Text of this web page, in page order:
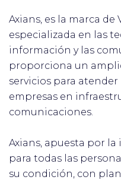
Axians, es la marca de
especializada en las
información y las
proporciona un
servicios para atender
empresas en
comunicaciones.
Axians, apuesta por
para todas las
su condición, con